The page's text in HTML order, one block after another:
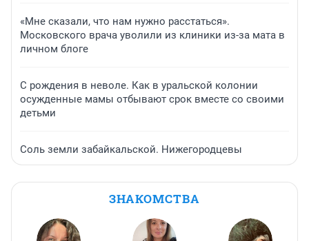
«Мне сказали, что нам нужно расстаться».
Московского врача уволили из клиники из-за мата в
личном блоге
С рождения в неволе. Как в уральской колонии
осужденные мамы отбывают срок вместе со своими
детьми
Соль земли забайкальской. Нижегородцевы
ЗНАКОМСТВА